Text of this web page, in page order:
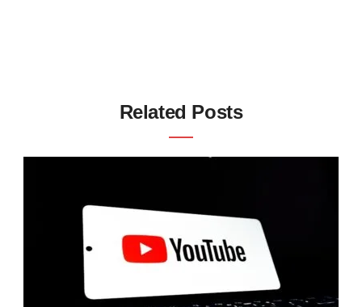
Related Posts